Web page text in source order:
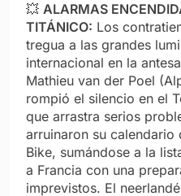
💥 ALARMAS
TITÁNICO: Los
tregua a las grandes
internacional en la
Mathieu van der Poel
rompió el silencio en el
que arrastra serios
arruinaron su calendario
Bike, sumándose a la
a Francia con una
imprevistos. El